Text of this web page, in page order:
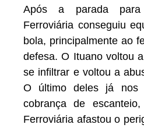
Após a parada
Ferroviária conseguiu
bola, principalmente ao
defesa. O Ituano voltou
se infiltrar e voltou a
O último deles já nos
cobrança de
Ferroviária afastou o